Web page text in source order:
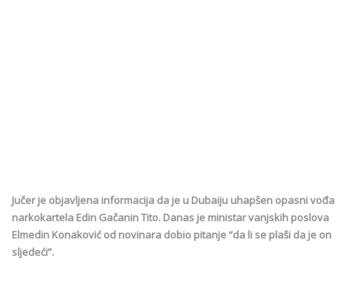
Jučer je objavljena informacija da je u Dubaiju uhapšen opasni vođa
narkokartela Edin Gačanin Tito. Danas je ministar vanjskih poslova
Elmedin Konaković od novinara dobio pitanje “da li se plaši da je on
sljedeći”.